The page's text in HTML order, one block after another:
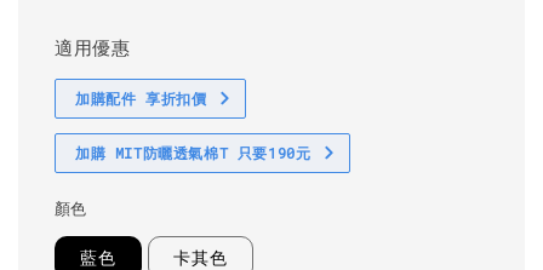
適用優惠
加購配件 享折扣價
加購 MIT防曬透氣棉T 只要190元
顏色
藍色 卡其色